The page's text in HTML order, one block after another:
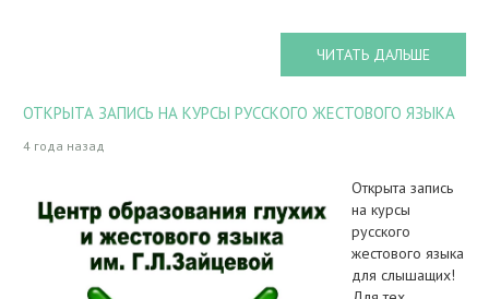
ЧИТАТЬ ДАЛЬШЕ
ОТКРЫТА ЗАПИСЬ НА КУРСЫ РУССКОГО ЖЕСТОВОГО ЯЗЫКА
4 года назад
Открыта запись
на курсы
русского
жестового языка
для слышащих!